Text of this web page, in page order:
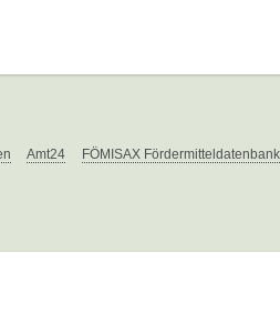
Amt24 FÖMISAX Fördermitteldatenbank